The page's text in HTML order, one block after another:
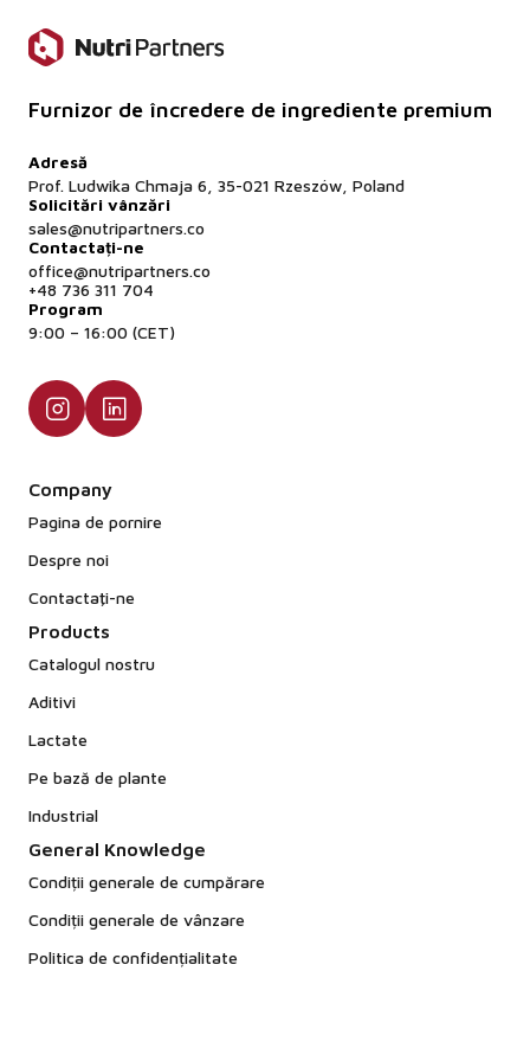
Furnizor de încredere de ingrediente premium
Adresă
Prof. Ludwika Chmaja 6, 35-021 Rzeszów, Poland
Solicitări vânzări
sales@nutripartners.co
Contactați-ne
office@nutripartners.co
+48 736 311 704
Program
9:00 – 16:00 (CET)
Company
Pagina de pornire
Despre noi
Contactaţi-ne
Products
Catalogul nostru
Aditivi
Lactate
Pe bază de plante
Industrial
General Knowledge
Condiții generale de cumpărare
Condiții generale de vânzare
Politica de confidențialitate